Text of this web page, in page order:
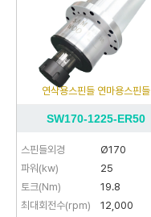
연삭용스핀들 연마용스핀들
SW170-1225-ER50
스핀들외경
Ø170
파워(kw)
25
토크(Nm)
19.8
최대회전수(rpm)
12,000